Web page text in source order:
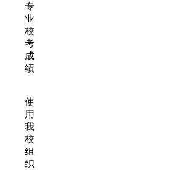
专
业
校
考
成
绩
使
用
我
校
组
织